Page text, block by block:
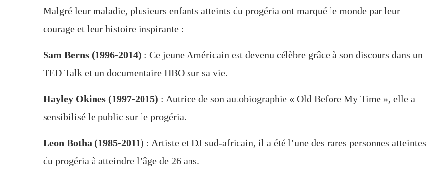
Malgré leur maladie, plusieurs enfants atteints du progéria ont marqué le monde par leur
courage et leur histoire inspirante :
Sam Berns (1996-2014) : Ce jeune Américain est devenu célèbre grâce à son discours dans un
TED Talk et un documentaire HBO sur sa vie.
Hayley Okines (1997-2015) : Autrice de son autobiographie « Old Before My Time », elle a
sensibilisé le public sur le progéria.
Leon Botha (1985-2011) : Artiste et DJ sud-africain, il a été l’une des rares personnes atteintes
du progéria à atteindre l’âge de 26 ans.